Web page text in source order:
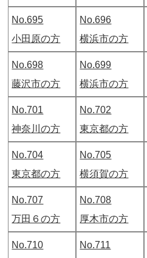
No.695
小田原の方
No.696
横浜市の方
No.698
藤沢市の方
No.699
横浜市の方
No.701
神奈川の方
No.702
東京都の方
No.704
東京都の方
No.705
横須賀の方
No.707
万田６の方
No.708
厚木市の方
No.710
No.711